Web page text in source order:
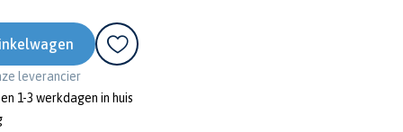
leverancier
1-3 werkdagen in huis